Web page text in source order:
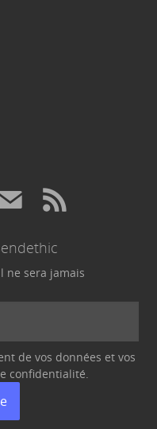
ne sera jamais
de vos données et vos
confidentialité.